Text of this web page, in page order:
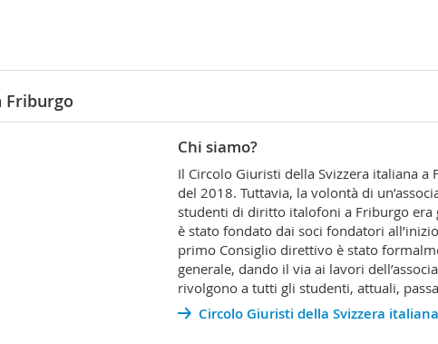
Friburgo
Chi siamo?
Il Circolo Giuristi della Svizzera italiana a
del 2018. Tuttavia, la volontà di
studenti di diritto italofoni a Friburgo era
è stato fondato dai soci fondatori
primo Consiglio direttivo è stato
generale, dando il via ai lavori
rivolgono a tutti gli studenti, attuali,
Circolo Giuristi della Svizzera